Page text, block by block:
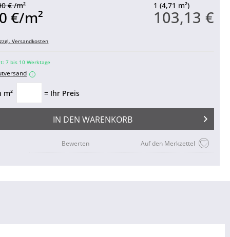
1 (4,71 m²)
103,13 €
€ /m²
€/m²
zzgl. Versandkosten
7 bis 10 Werktage
i
m² = Ihr Preis
IN DEN WARENKORB
Auf den Merkzettel
Bewerten